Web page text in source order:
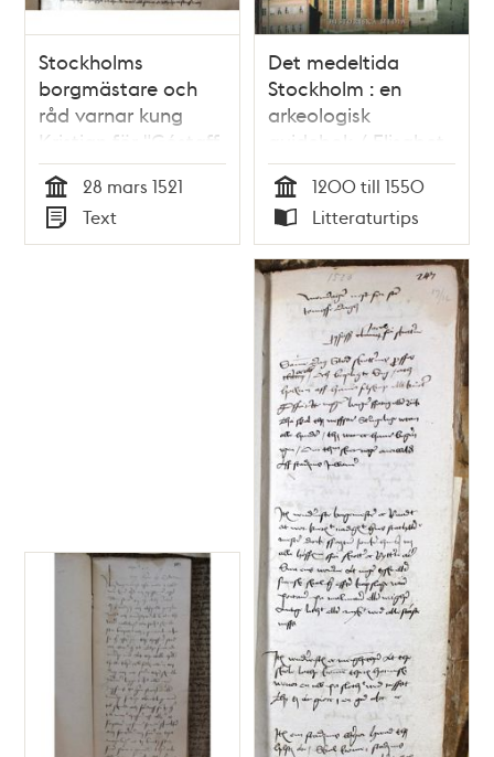
Stockholms
borgmästare och
råd varnar kung
Kristian för "Góstaff
Ericsson" 1521
Tid
28 mars 1521
Typ
Text
Det medeltida
Stockholm : en
arkeologisk
guidebok / Elisabet
Regner
Tid
1200 till 1550
Typ
Litteraturtips